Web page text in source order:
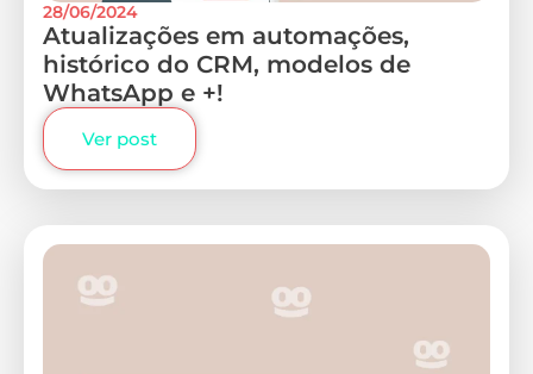
28/06/2024
Atualizações em automações,
histórico do CRM, modelos de
WhatsApp e +!
Ver post